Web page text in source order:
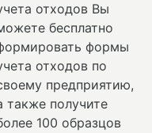
отходов Вы
бесплатно
формы
отходов по
предприятию,
также получите
100 образцов